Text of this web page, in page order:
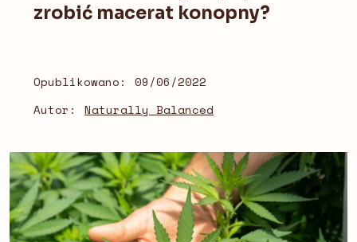
zrobić macerat konopny?
Opublikowano:
09/06/2022
Autor:
Naturally Balanced